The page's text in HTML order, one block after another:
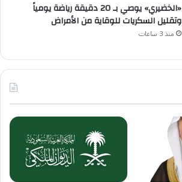
«الخضيري» يوصي بـ 20 دقيقة رياضة يومياً
وتقليل السكريات للوقاية من الأمراض
منذ 3 ساعات